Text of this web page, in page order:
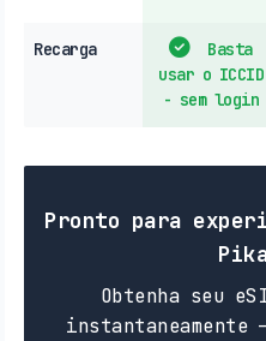
Recarga
Basta
usar o ICCID
- sem login
Pronto para
Obtenha seu
instantaneamente